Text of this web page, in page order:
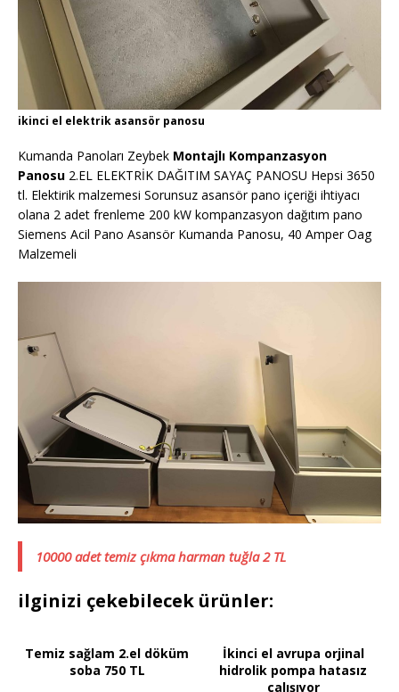
ikinci el elektrik asansör panosu
Kumanda Panoları Zeybek Montajlı Kompanzasyon
Panosu 2.EL ELEKTRİK DAĞITIM SAYAÇ PANOSU Hepsi 3650
tl. Elektirik malzemesi Sorunsuz asansör pano içeriği ihtiyacı
olana 2 adet frenleme 200 kW kompanzasyon dağıtım pano
Siemens Acil Pano Asansör Kumanda Panosu, 40 Amper Oag
Malzemeli
10000 adet temiz çıkma harman tuğla 2 TL
ilginizi çekebilecek ürünler:
Temiz sağlam 2.el döküm
soba 750 TL
İkinci el avrupa orjinal
hidrolik pompa hatasız
çalışıyor